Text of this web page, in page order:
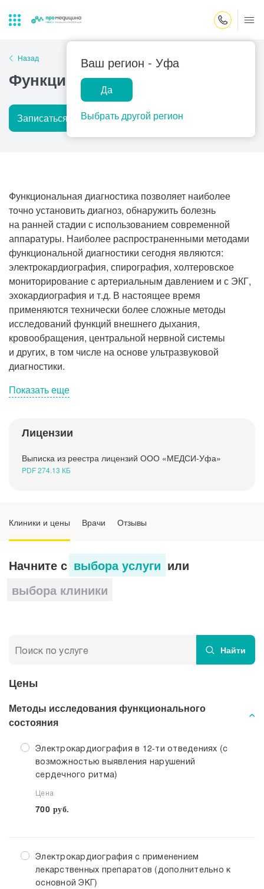
Ваш регион - Уфа
Да
Выбрать другой регион
Лабораторная
диагностика
ПроМедицина
онлайн
Закрыть поиск
Популярные запросы
Прием врача-гинеколога
Прием врача-невролога
Прием врача-стоматолога
Прием врача-кардиолога
Рентгенология
Назад
Функциональная диагностика
Записаться на прием Подробнее
Функциональная диагностика позволяет наиболее
точно установить диагноз, обнаружить болезнь
на ранней стадии с использованием современной
аппаратуры. Наиболее распространенными методами
функциональной диагностики сегодня являются:
электрокардиография, спирография, холтеровское
мониторирование с артериальным давлением и с ЭКГ,
эхокардиография и т.д. В настоящее время
применяются технически более сложные методы
исследований функций внешнего дыхания,
кровообращения, центральной нервной системы
и других, в том числе на основе ультразвуковой
диагностики.
Суточное мониторирование ЭКГ по Холтеру
мониторирование ЭКГ и артериального
Эхокардиография (УЗИ) сердца
Спирография
Ультразвуковая допплерография сосудов
(УЗДГ)
Нейрофизиологические исследования
Показать еще
Лицензии
Выписка из реестра лицензий ООО «МЕДСИ-Уфа»
PDF 274.13 КБ
Клиники и цены Врачи Отзывы
Начните с выбора услуги или
выбора клиники
Найти
Цены
Методы исследования функционального
состояния
Электрокардиография в 12-ти отведениях (с
возможностью выявления нарушений
сердечного ритма)
Цена
700 руб.
Электрокардиография с применением
лекарственных препаратов (дополнительно к
основной ЭКГ)